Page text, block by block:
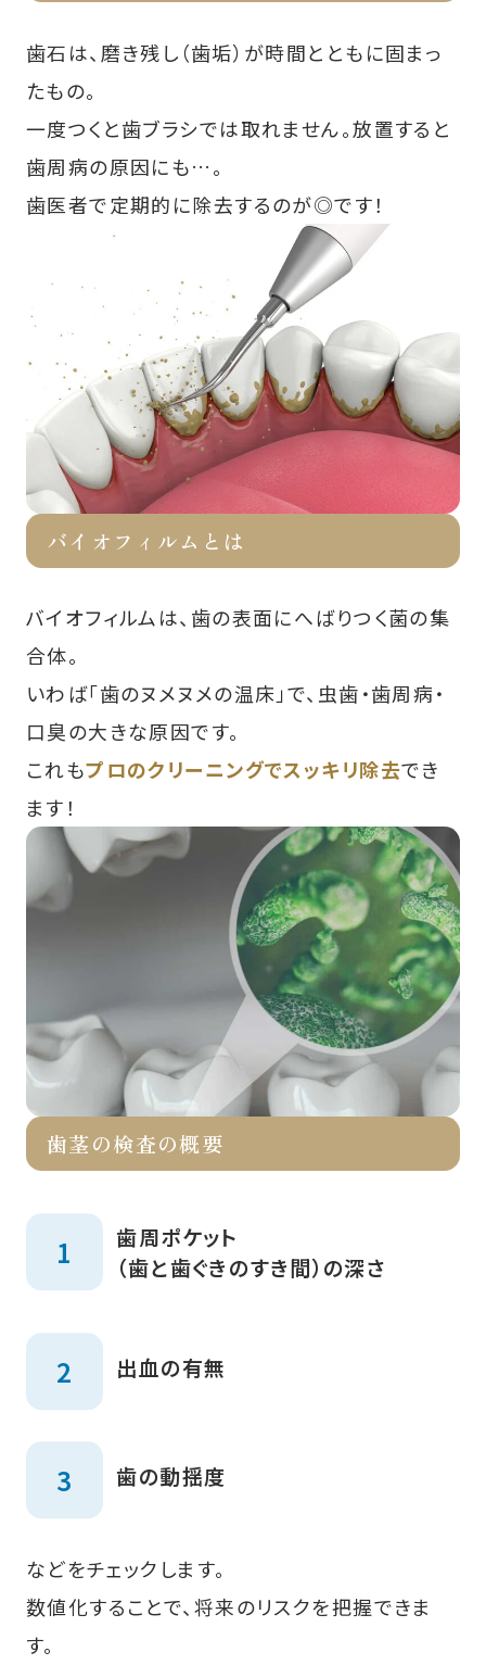
歯石は、磨き残し（歯垢）が時間とともに固まっ
たもの。
一度つくと歯ブラシでは取れません。放置すると
歯周病の原因にも…。
歯医者で定期的に除去するのが◎です！
バイオフィルムとは
バイオフィルムは、歯の表面にへばりつく菌の集
合体。
いわば「歯のヌメヌメの温床」で、虫歯・歯周病・
口臭の大きな原因です。
これもプロのクリーニングでスッキリ除去でき
ます！
歯茎の検査の概要
歯周ポケット
（歯と歯ぐきのすき間）の深さ
出血の有無
歯の動揺度
などをチェックします。
数値化することで、将来のリスクを把握できま
す。